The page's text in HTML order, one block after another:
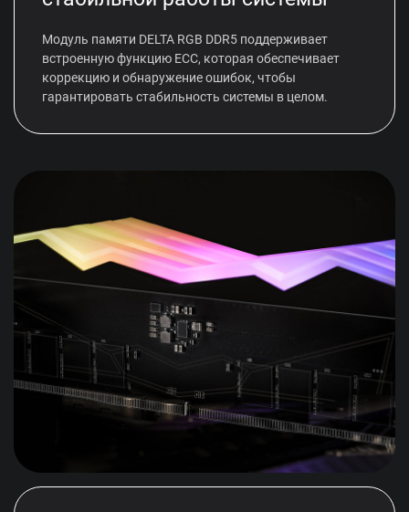
Модуль памяти DELTA RGB DDR5 поддерживает
встроенную функцию ECC, которая обеспечивает
коррекцию и обнаружение ошибок, чтобы
гарантировать стабильность системы в целом.